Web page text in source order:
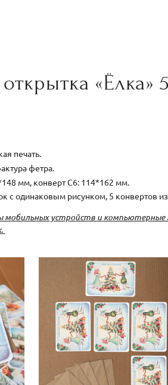
«Ёлка»
печать.
фетра.
мм, конверт С6: 114*162 мм.
с одинаковым рисунком, 5 конвертов
мобильных устройств и